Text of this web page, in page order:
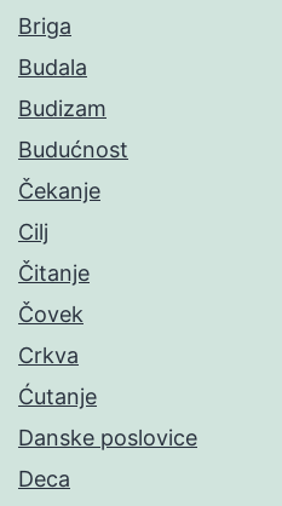
Briga
Budala
Budizam
Budućnost
Čekanje
Cilj
Čitanje
Čovek
Crkva
Ćutanje
Danske poslovice
Deca